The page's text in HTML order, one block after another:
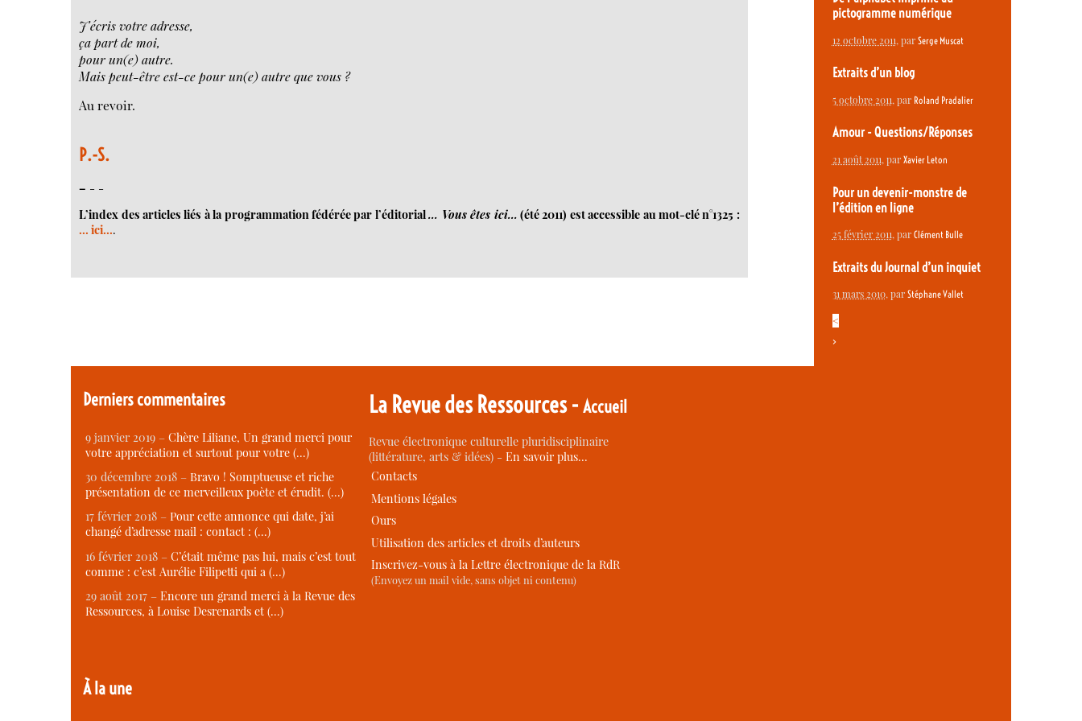
J’écris votre adresse,
ça part de moi,
pour un(e) autre.
Mais peut-être est-ce pour un(e) autre que vous ?
Au revoir.
P.-S.
– - -
L’index des articles liés à la programmation fédérée par l’éditorial... Vous êtes ici... (été 2011) est accessible au mot-clé n°1325 :
... ici....
pictogramme numérique
12 octobre 2011, par Serge Muscat
Extraits d’un blog
5 octobre 2011, par Roland Pradalier
Amour - Questions/Réponses
21 août 2011, par Xavier Leton
Pour un devenir-monstre de
l’édition en ligne
25 février 2011, par Clément Bulle
Extraits du Journal d’un inquiet
31 mars 2010, par Stéphane Vallet
<
>
Derniers commentaires
9 janvier 2019 – Chère Liliane, Un grand merci pour
votre appréciation et surtout pour votre (…)
30 décembre 2018 – Bravo ! Somptueuse et riche
présentation de ce merveilleux poète et érudit. (…)
17 février 2018 – Pour cette annonce qui date, j’ai
changé d’adresse mail : contact : (…)
16 février 2018 – C’était même pas lui, mais c’est tout
comme : c’est Aurélie Filipetti qui a (…)
29 août 2017 – Encore un grand merci à la Revue des
Ressources, à Louise Desrenards et (…)
À la une
La Revue des Ressources -Accueil
Revue électronique culturelle pluridisciplinaire
(littérature, arts & idées) -En savoir plus…
Contacts
Mentions légales
Ours
Utilisation des articles et droits d’auteurs
Inscrivez-vous à la Lettre électronique de la RdR
(Envoyez un mail vide, sans objet ni contenu)